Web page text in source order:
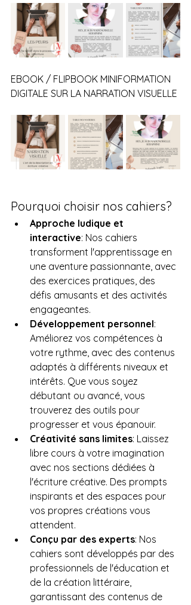
EBOOK / FLIPBOOK MINIFORMATION
DIGITALE SUR LA NARRATION VISUELLE
Pourquoi choisir nos cahiers?
Approche ludique et
interactive: Nos cahiers
transforment l'apprentissage en
une aventure passionnante, avec
des exercices pratiques, des
défis amusants et des activités
engageantes.
Développement personnel:
Améliorez vos compétences à
votre rythme, avec des contenus
adaptés à différents niveaux et
intérêts. Que vous soyez
débutant ou avancé, vous
trouverez des outils pour
progresser et vous épanouir.
Créativité sans limites: Laissez
libre cours à votre imagination
avec nos sections dédiées à
l'écriture créative. Des prompts
inspirants et des espaces pour
vos propres créations vous
attendent.
Conçu par des experts: Nos
cahiers sont développés par des
professionnels de l'éducation et
de la création littéraire,
garantissant des contenus de